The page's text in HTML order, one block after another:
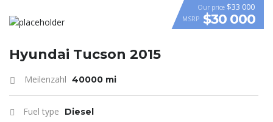
VIDEO
Our price $33 000
MSRP $30 000
Hyundai Tucson 2015
Meilenzahl 40000 mi
Fuel type Diesel